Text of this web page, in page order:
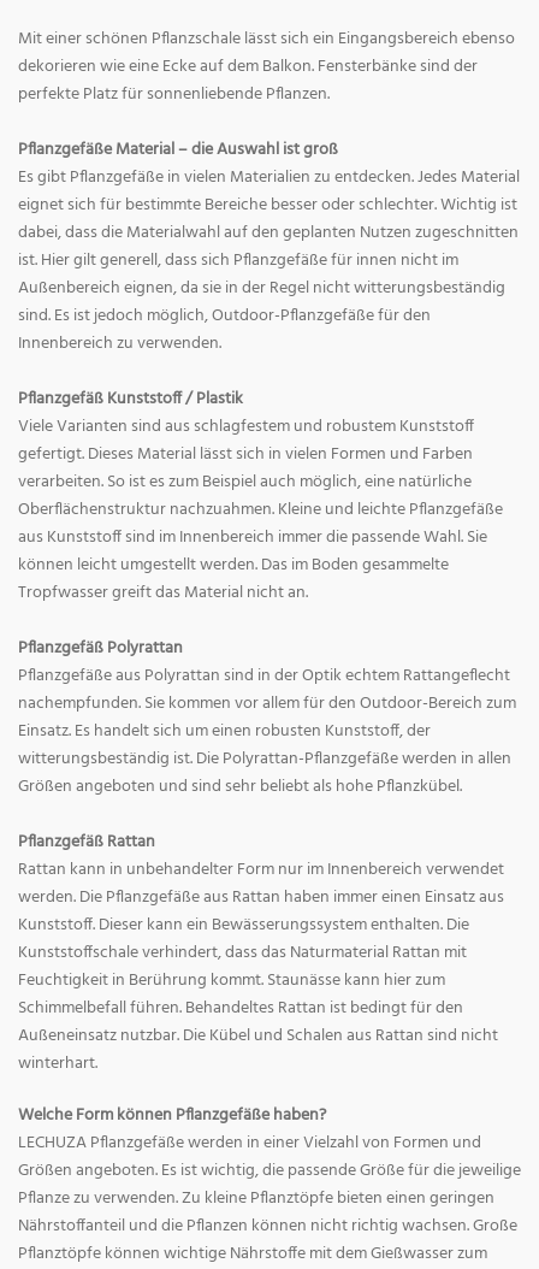
Mit einer schönen Pflanzschale lässt sich ein Eingangsbereich ebenso
dekorieren wie eine Ecke auf dem Balkon. Fensterbänke sind der
perfekte Platz für sonnenliebende Pflanzen.
Pflanzgefäße Material – die Auswahl ist groß
Es gibt Pflanzgefäße in vielen Materialien zu entdecken. Jedes Material
eignet sich für bestimmte Bereiche besser oder schlechter. Wichtig ist
dabei, dass die Materialwahl auf den geplanten Nutzen zugeschnitten
ist. Hier gilt generell, dass sich Pflanzgefäße für innen nicht im
Außenbereich eignen, da sie in der Regel nicht witterungsbeständig
sind. Es ist jedoch möglich, Outdoor-Pflanzgefäße für den
Innenbereich zu verwenden.
Pflanzgefäß Kunststoff / Plastik
Viele Varianten sind aus schlagfestem und robustem Kunststoff
gefertigt. Dieses Material lässt sich in vielen Formen und Farben
verarbeiten. So ist es zum Beispiel auch möglich, eine natürliche
Oberflächenstruktur nachzuahmen. Kleine und leichte Pflanzgefäße
aus Kunststoff sind im Innenbereich immer die passende Wahl. Sie
können leicht umgestellt werden. Das im Boden gesammelte
Tropfwasser greift das Material nicht an.
Pflanzgefäß Polyrattan
Pflanzgefäße aus Polyrattan sind in der Optik echtem Rattangeflecht
nachempfunden. Sie kommen vor allem für den Outdoor-Bereich zum
Einsatz. Es handelt sich um einen robusten Kunststoff, der
witterungsbeständig ist. Die Polyrattan-Pflanzgefäße werden in allen
Größen angeboten und sind sehr beliebt als hohe Pflanzkübel.
Pflanzgefäß Rattan
Rattan kann in unbehandelter Form nur im Innenbereich verwendet
werden. Die Pflanzgefäße aus Rattan haben immer einen Einsatz aus
Kunststoff. Dieser kann ein Bewässerungssystem enthalten. Die
Kunststoffschale verhindert, dass das Naturmaterial Rattan mit
Feuchtigkeit in Berührung kommt. Staunässe kann hier zum
Schimmelbefall führen. Behandeltes Rattan ist bedingt für den
Außeneinsatz nutzbar. Die Kübel und Schalen aus Rattan sind nicht
winterhart.
Welche Form können Pflanzgefäße haben?
LECHUZA Pflanzgefäße werden in einer Vielzahl von Formen und
Größen angeboten. Es ist wichtig, die passende Größe für die jeweilige
Pflanze zu verwenden. Zu kleine Pflanztöpfe bieten einen geringen
Nährstoffanteil und die Pflanzen können nicht richtig wachsen. Große
Pflanztöpfe können wichtige Nährstoffe mit dem Gießwasser zum